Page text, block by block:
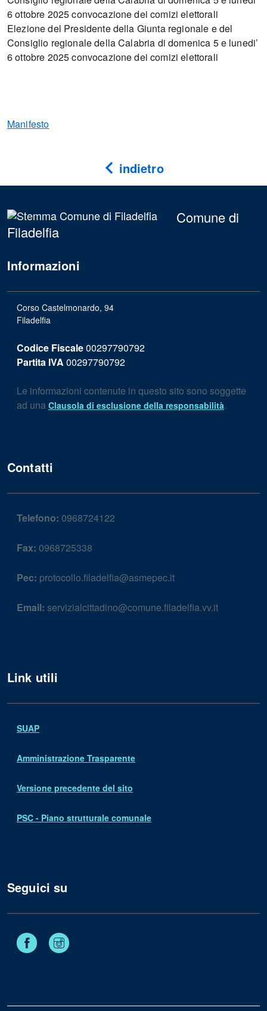
Elezione del Presidente della Giunta regionale e del
Consiglio regionale della Calabria di domenica 5 e lunedi’
6 ottobre 2025 convocazione dei comizi elettorali
Manifesto
indietro
Comune di
Filadelfia
Informazioni
Corso Castelmonardo, 94
Filadelfia
Codice Fiscale00297790792
Partita IVA 00297790792
Le informazioni contenute in questo sito sono soggette
ad una Clausola di esclusione della responsabilità.
Contatti
Telefono: 0968724122
Fax: 0968725338
Pec: protocollo.filadelfia@asmepec.it
Email: servizialcittadino@comune.filadelfia.vv.it
Link utili
SUAP
Amministrazione Trasparente
Versione precedente del sito
PSC - Piano strutturale comunale
Seguici su
Facebook